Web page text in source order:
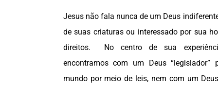
Jesus não fala nunca de um Deus
de suas criaturas ou interessado por sua
direitos. No centro de sua
encontramos com um Deus “legislador”
mundo por meio de leis, nem com um